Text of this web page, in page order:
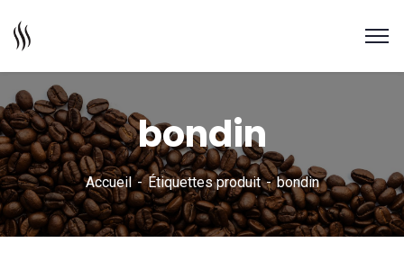
bondin
Accueil Étiquettes produit bondin